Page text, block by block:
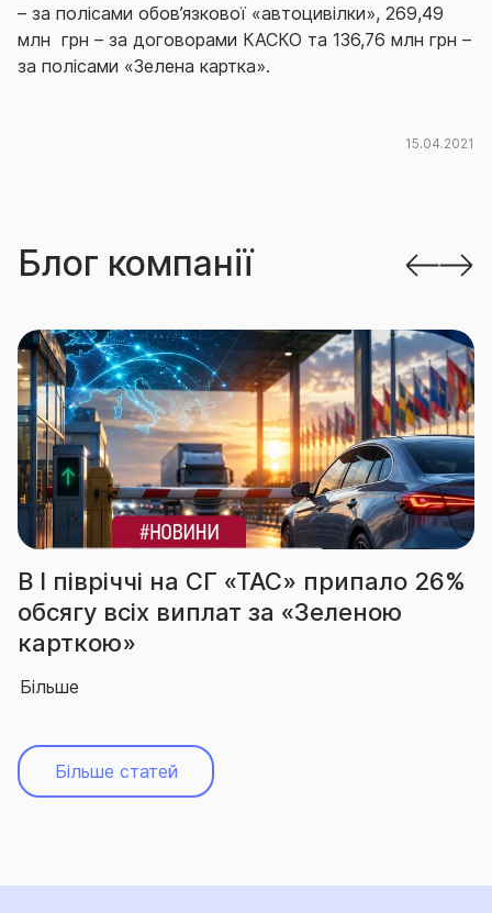
– за полісами обов’язкової «автоцивілки», 269,49
млн грн – за договорами КАСКО та 136,76 млн грн –
за полісами «Зелена картка».
15.04.2021
Блог компанії
на СГ «ТАС» припало 26%
виплат за «Зеленою
За
вчергове
Більше статей